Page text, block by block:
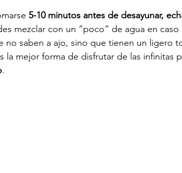
5-10 minutos antes de desayunar,
mezclar con un “poco” de agua en
no saben a ajo, sino que tienen un ligero
la mejor forma de disfrutar de las infinitas
.